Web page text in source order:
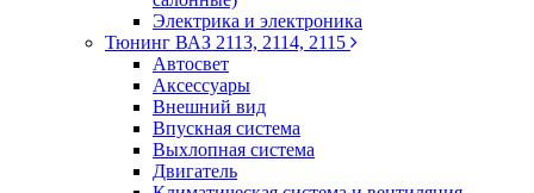
Электрика и электроника
Тюнинг ВАЗ 2113, 2114, 2115
Автосвет
Аксессуары
Внешний вид
Впускная система
Выхлопная система
Двигатель